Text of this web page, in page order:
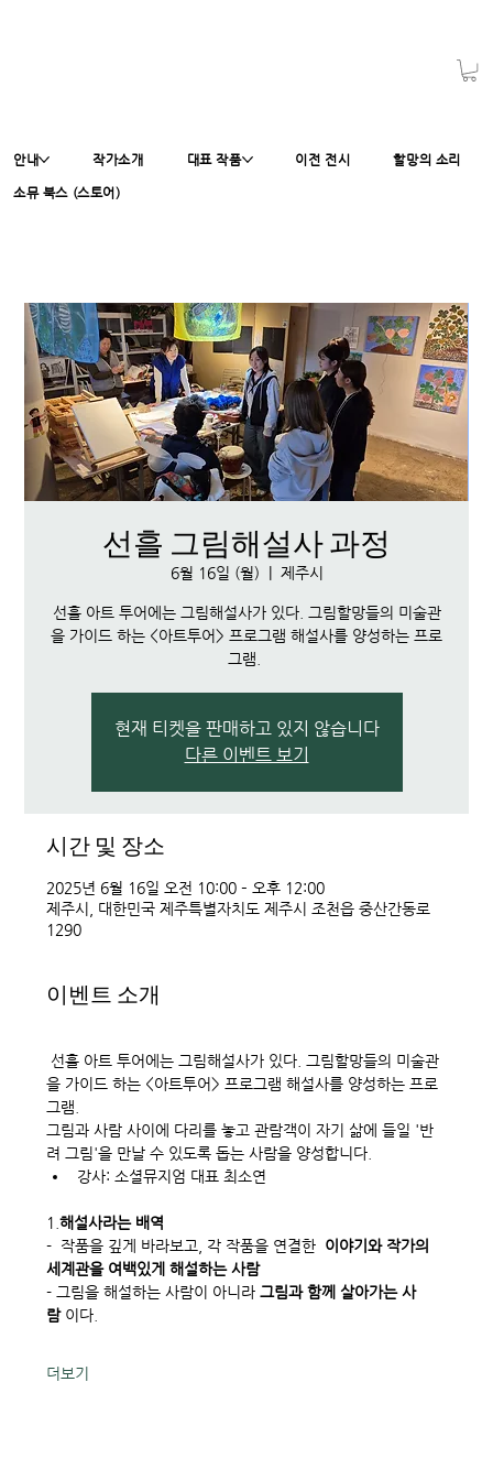
안내 작가소개 대표 작품 이전 전시 할망의 소리
소뮤 북스 (스토어)
선흘 그림해설사 과정
6월 16일 (월) 제주시
선흘 아트 투어에는 그림해설사가 있다. 그림할망들의 미술관
을 가이드 하는 <아트투어> 프로그램 해설사를 양성하는 프로
그램.
현재 티켓을 판매하고 있지 않습니다
다른 이벤트 보기
시간 및 장소
2025년 6월 16일 오전 10:00 – 오후 12:00
제주시, 대한민국 제주특별자치도 제주시 조천읍 중산간동로
1290
이벤트 소개
선흘 아트 투어에는 그림해설사가 있다. 그림할망들의 미술관
을 가이드 하는 <아트투어> 프로그램 해설사를 양성하는 프로
그램.
그림과 사람 사이에 다리를 놓고 관람객이 자기 삶에 들일 '반
려 그림'을 만날 수 있도록 돕는 사람을 양성합니다.
강사: 소셜뮤지엄 대표 최소연
1.해설사라는 배역
-  작품을 깊게 바라보고, 각 작품을 연결한 이야기와 작가의
세계관을 여백있게 해설하는 사람
- 그림을 해설하는 사람이 아니라 그림과 함께 살아가는 사
람 이다.
더보기